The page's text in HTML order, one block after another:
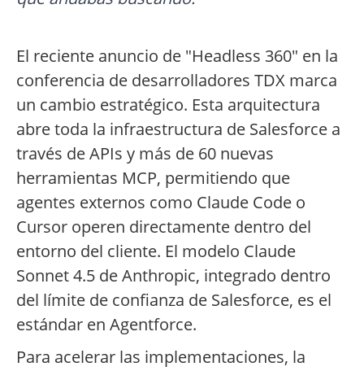
El reciente anuncio de "Headless 360" en la
conferencia de desarrolladores TDX marca
un cambio estratégico. Esta arquitectura
abre toda la infraestructura de Salesforce a
través de APIs y más de 60 nuevas
herramientas MCP, permitiendo que
agentes externos como Claude Code o
Cursor operen directamente dentro del
entorno del cliente. El modelo Claude
Sonnet 4.5 de Anthropic, integrado dentro
del límite de confianza de Salesforce, es el
estándar en Agentforce.
Para acelerar las implementaciones, la